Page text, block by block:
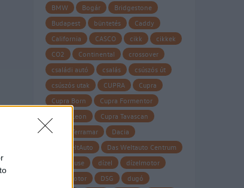
BMW
Bogár
Bridgestone
Budapest
büntetés
Caddy
California
CASCO cikk
cikkek
CO2
Continental
crossover
családi autó
csalás
csúszós út
csúszós utak
CUPRA
Cupra
Cupra Born
Cupra Formentor
Cupra Leon
Cupra Tavascan
Cupra Terramar
Dacia
Das WeltAuto
Das Weltauto Centrum
Datahouse
dízel
dízelmotor
dízel motor
DSG
dugó